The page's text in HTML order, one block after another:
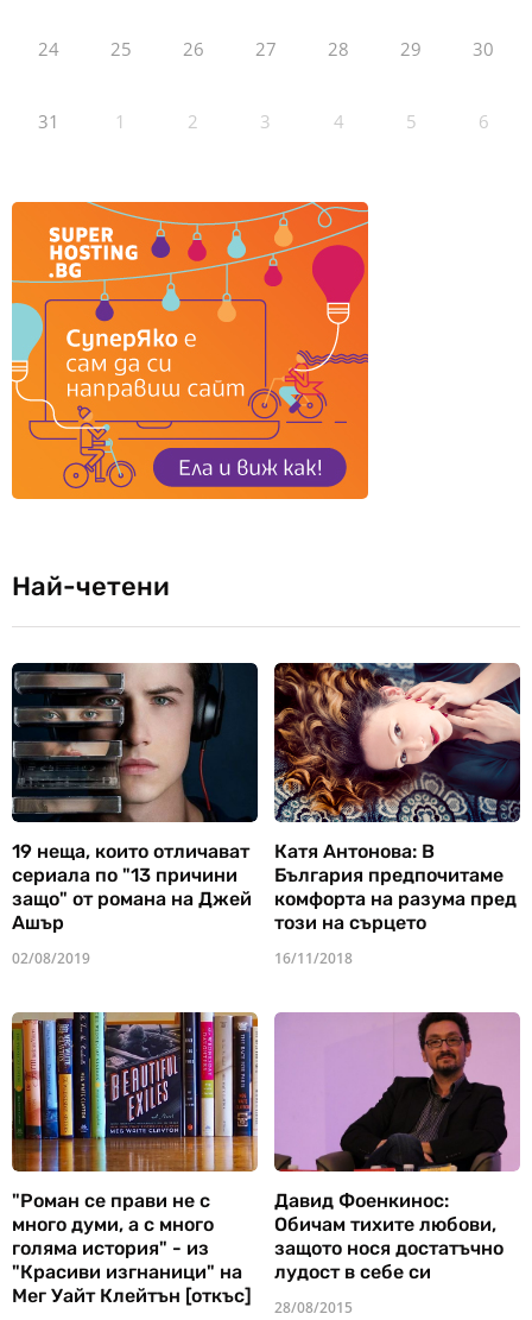
24 25 26 27 28 29 30
31 1 2 3 4 5 6
Най-четени
19 неща, които отличават
сериала по "13 причини
защо" от романа на Джей
Ашър
02/08/2019
Катя Антонова: В
България предпочитаме
комфорта на разума пред
този на сърцето
16/11/2018
"Роман се прави не с
много думи, а с много
голяма история" - из
"Красиви изгнаници" на
Мег Уайт Клейтън [откъс]
Давид Фоенкинос:
Обичам тихите любови,
защото нося достатъчно
лудост в себе си
28/08/2015